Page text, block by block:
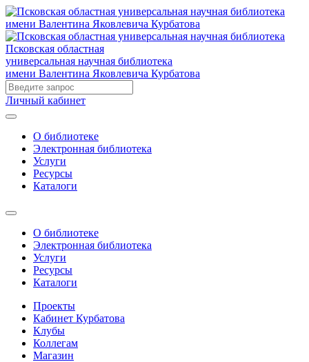
Псковская областная
универсальная научная библиотека
имени Валентина Яковлевича Курбатова
Личный кабинет
О библиотеке
Электронная библиотека
Услуги
Ресурсы
Каталоги
О библиотеке
Электронная библиотека
Услуги
Ресурсы
Каталоги
Проекты
Кабинет Курбатова
Клубы
Коллегам
Магазин